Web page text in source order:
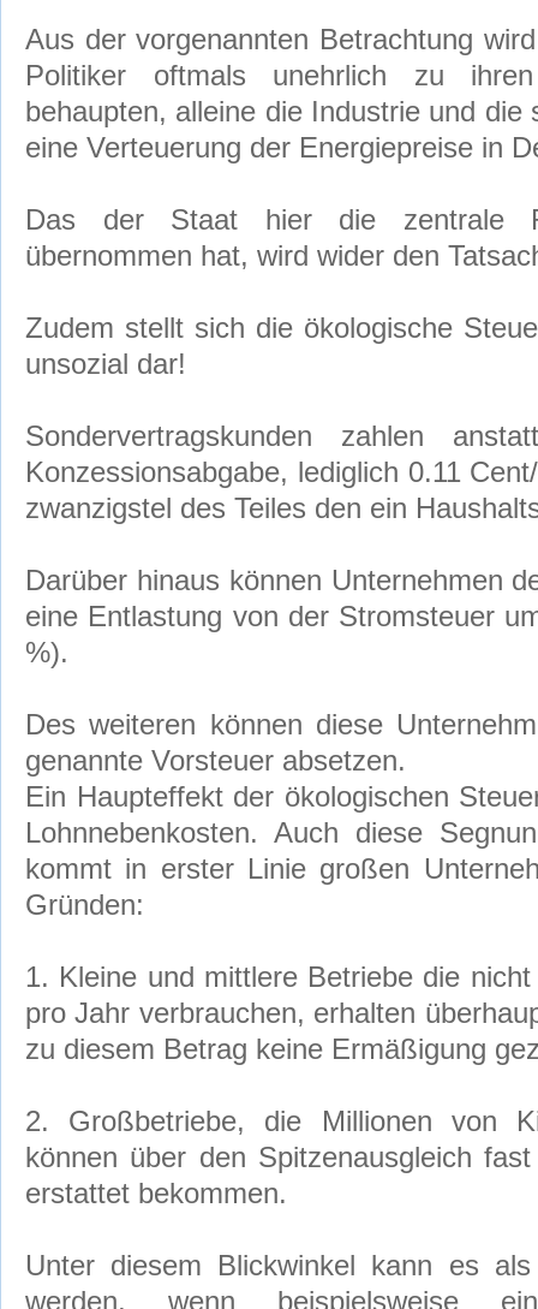
Aus der vorgenannten Betrachtung
Politiker oftmals unehrlich zu
behaupten, alleine die Industrie und
eine Verteuerung der Energiepreise in
Das der Staat hier die zentrale
übernommen hat, wird wider den
Zudem stellt sich die ökologische
unsozial dar!
Sondervertragskunden zahlen
Konzessionsabgabe, lediglich 0.11
zwanzigstel des Teiles den ein
Darüber hinaus können Unternehmen
eine Entlastung von der Stromsteuer
%).
Des weiteren können diese
genannte Vorsteuer absetzen.
Ein Haupteffekt der ökologischen
Lohnnebenkosten. Auch diese
kommt in erster Linie großen
Gründen:
1. Kleine und mittlere Betriebe die
pro Jahr verbrauchen, erhalten
zu diesem Betrag keine Ermäßigung
2. Großbetriebe, die Millionen von
können über den Spitzenausgleich
erstattet bekommen.
Unter diesem Blickwinkel kann es
werden, wenn beispielsweise